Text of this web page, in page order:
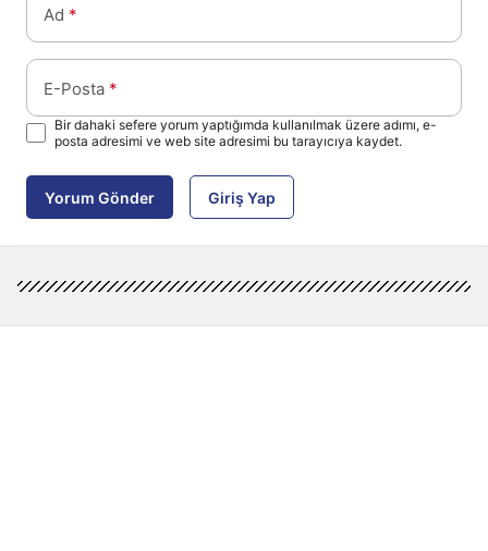
Ad *
E-Posta *
Bir dahaki sefere yorum yaptığımda kullanılmak üzere adımı, e-
posta adresimi ve web site adresimi bu tarayıcıya kaydet.
Yorum Gönder Giriş Yap